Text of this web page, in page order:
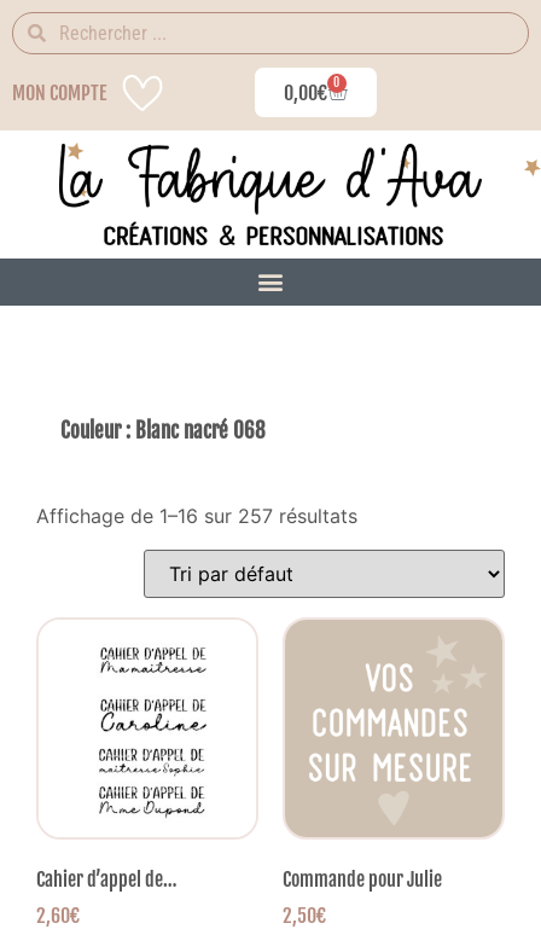
MON COMPTE 0,00€ 0
Couleur : Blanc nacré 068
Affichage de 1–16 sur 257 résultats
Cahier d’appel de…
2,60€
Commande pour Julie
2,50€